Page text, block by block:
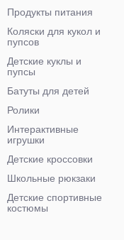
Продукты питания
Коляски для кукол и
пупсов
Детские куклы и
пупсы
Батуты для детей
Ролики
Интерактивные
игрушки
Детские кроссовки
Школьные рюкзаки
Детские спортивные
костюмы